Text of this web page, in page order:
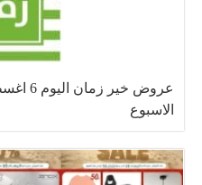
الاسبوع